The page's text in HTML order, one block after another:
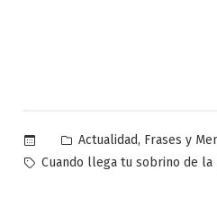
Publicado
en
Actualidad, Frases y
Etiquetas:
Cuando llega tu sobrino de